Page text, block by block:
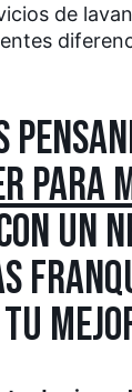
de
PARA
UN